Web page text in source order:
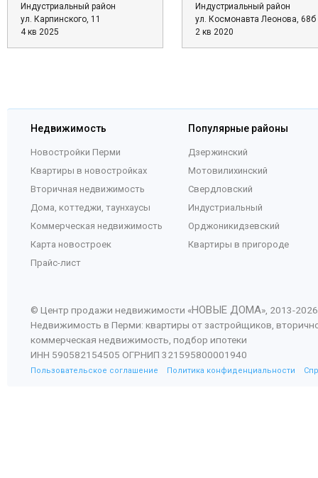
Индустриальный район
ул. Карпинского, 11
4 кв 2025
Индустриальный район
ул. Космонавта Леонова, 68б
2 кв 2020
Недвижимость
Новостройки Перми
Квартиры в новостройках
Вторичная недвижимость
Дома, коттеджи, таунхаусы
Коммерческая недвижимость
Карта новостроек
Прайс-лист
Популярные районы
Дзержинский
Мотовилихинский
Свердловский
Индустриальный
Орджоникидзевский
Квартиры в пригороде
© Центр продажи недвижимости «НОВЫЕ ДОМА», 2013-2026
Недвижимость в Перми: квартиры от застройщиков,
коммерческая недвижимость, подбор ипотеки
ИНН 590582154505 ОГРНИП 321595800001940
Пользовательское соглашение Политика конфиденциальности